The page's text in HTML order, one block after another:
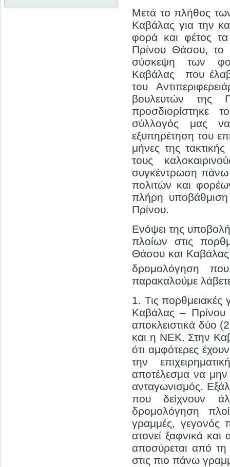
Μετά το πλήθος
Καβάλας για την
φορά και φέτος
Πρίνου Θάσου, το
σύσκεψη των
Καβάλας που
του
βουλευτών της
προσδιορίστηκε
σύλλογός μας να
εξυπηρέτηση του
μήνες της
τους
συγκέντρωση
πολιτών και
πλήρη
Πρίνου.
Ενόψει της
πλοίων στις
Θάσου και Καβάλας
δρομολόγηση
παρακαλούμε
1. Τις
Καβάλας – Πρίνου
αποκλειστικά δύο
και η ΝΕΚ. Στην
ότι αμφότερες
την
αποτέλεσμα να μην
ανταγωνισμός.
που δείχνουν
δρομολόγηση
γραμμές, γεγονός
ατονεί ξαφνικά και
αποσύρεται από
στις πιο πάνω